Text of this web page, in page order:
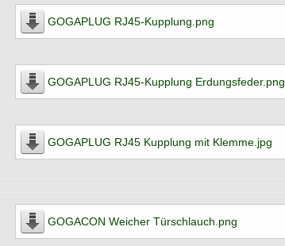
GOGAPLUG RJ45-Kupplung.png
GOGAPLUG RJ45-Kupplung Erdungsfeder.png
GOGAPLUG RJ45 Kupplung mit Klemme.jpg
GOGACON Weicher Türschlauch.png